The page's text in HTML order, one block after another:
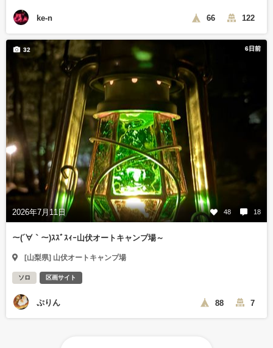
ke-n 66 122
6日前
2026年7月11日 48 18
32
～(´∀｀～)ｽｽﾞｽｨｰ山伏オートキャンプ場～
[山梨県] 山伏オートキャンプ場
ソロ 区画サイト
ぷりん 88 7